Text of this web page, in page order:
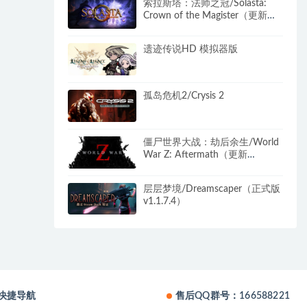
索拉斯塔：法师之冠/Solasta:
Crown of the Magister（更新
遗迹传说HD 模拟器版
孤岛危机2/Crysis 2
僵尸世界大战：劫后余生/World
War Z: Aftermath（更新
层层梦境/Dreamscaper（正式版
v1.1.7.4）
捷导航 售后QQ群号：166588221